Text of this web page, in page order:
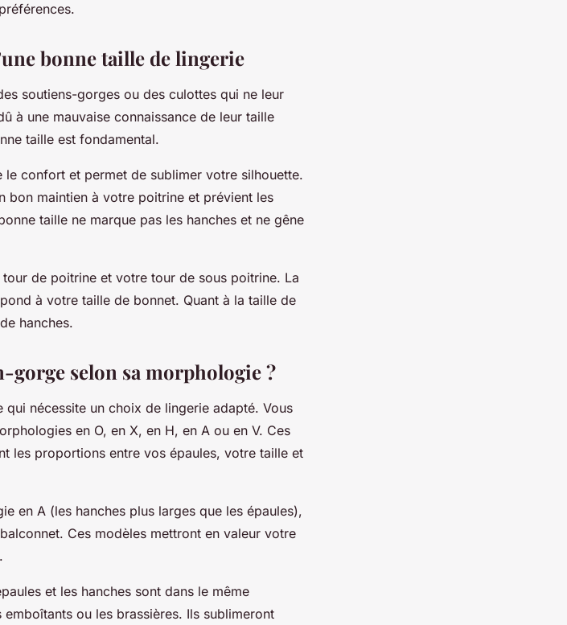
bonne taille de lingerie
soutiens-gorges ou des culottes qui ne leur
à une mauvaise connaissance de leur taille
taille est fondamental.
confort et permet de sublimer votre silhouette.
bon maintien à votre poitrine et prévient les
taille ne marque pas les hanches et ne gêne
de poitrine et votre tour de sous poitrine. La
à votre taille de bonnet. Quant à la taille de
hanches.
selon sa morphologie ?
nécessite un choix de lingerie adapté. Vous
en O, en X, en H, en A ou en V. Ces
les proportions entre vos épaules, votre taille et
en A (les hanches plus larges que les épaules),
Ces modèles mettront en valeur votre
et les hanches sont dans le même
ou les brassières. Ils sublimeront